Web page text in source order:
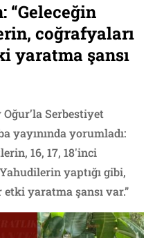
“Geleceğin
coğrafyaları
yaratma şansı
Serbestiyet
yayınında yorumladı:
16, 17, 18'inci
yaptığı gibi,
yaratma şansı var.”